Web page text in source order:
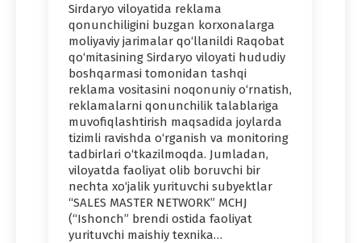
Sirdaryo viloyatida reklama
qonunchiligini buzgan korxonalarga
moliyaviy jarimalar qo‘llanildi Raqobat
qo‘mitasining Sirdaryo viloyati hududiy
boshqarmasi tomonidan tashqi
reklama vositasini noqonuniy o‘rnatish,
reklamalarni qonunchilik talablariga
muvofiqlashtirish maqsadida joylarda
tizimli ravishda o‘rganish va monitoring
tadbirlari o‘tkazilmoqda. Jumladan,
viloyatda faoliyat olib boruvchi bir
nechta xo‘jalik yurituvchi subyektlar
“SALES MASTER NETWORK” MCHJ
(“Ishonch” brendi ostida faoliyat
yurituvchi maishiy texnika…